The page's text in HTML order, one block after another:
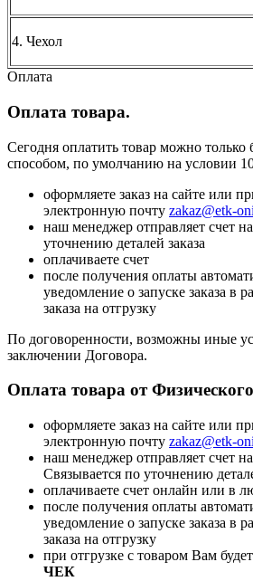
4. Чехол
Оплата
Оплата товара.
Сегодня оплатить товар можно только
способом, по умолчанию на условии
оформляете заказ на сайте или
электронную почту zakaz@etk-
наш менеджер отправляет счет
уточнению деталей заказа
оплачиваете счет
после получения оплаты
уведомление о запуске заказа в
заказа на отгрузку
По договоренности, возможны иные
заключении Договора.
Оплата товара от
оформляете заказ на сайте или
электронную почту zakaz@etk-
наш менеджер отправляет счет
Связывается по уточнению
оплачиваете счет онлайн или в
после получения оплаты
уведомление о запуске заказа в
заказа на отгрузку
при отгрузке с товаром Вам
ЧЕК